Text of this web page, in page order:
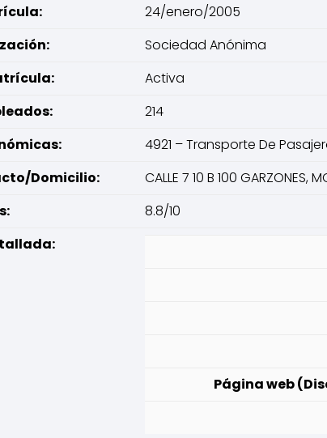
24/enero/2005
Sociedad Anónima
Activa
214
4921 – Transporte De
Domicilio:
CALLE 7 10 B 100 GARZONES,
8.8/10
Página web